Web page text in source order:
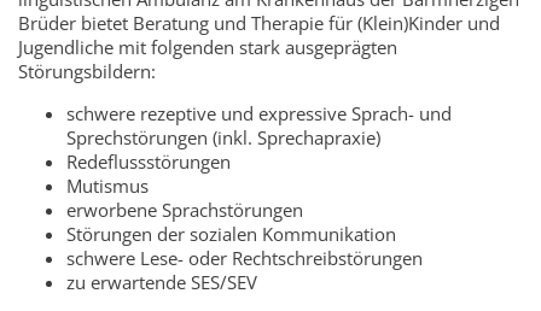
Brüder bietet Beratung und Therapie für (Klein)Kinder und
Jugendliche mit folgenden stark ausgeprägten
Störungsbildern:
schwere rezeptive und expressive Sprach- und
Sprechstörungen (inkl. Sprechapraxie)
Redeflussstörungen
Mutismus
erworbene Sprachstörungen
Störungen der sozialen Kommunikation
schwere Lese- oder Rechtschreibstörungen
zu erwartende SES/SEV